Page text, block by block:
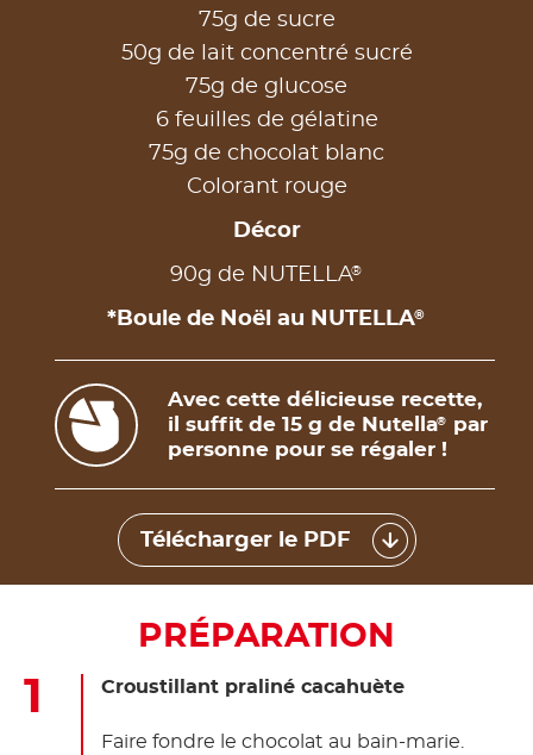
75g de sucre
50g de lait concentré sucré
75g de glucose
6 feuilles de gélatine
75g de chocolat blanc
Colorant rouge
Décor
90g de NUTELLA®
*Boule de Noël au NUTELLA®
Avec cette délicieuse recette,
il suffit de 15 g de Nutella®
par
personne pour se régaler !
Télécharger le PDF
PRÉPARATION
Croustillant praliné cacahuète
Faire fondre le chocolat au bain-marie.